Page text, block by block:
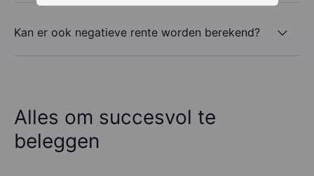
Kan er ook negatieve rente worden berekend?
Alles om succesvol te
beleggen